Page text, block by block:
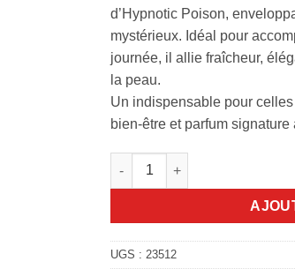
d’Hypnotic Poison,
mystérieux. Idéal pour
journée, il allie fraîcheur,
la peau.
Un indispensable pour
bien-être et parfum signature
quantité de Dior Hypnotic
UGS : 23512